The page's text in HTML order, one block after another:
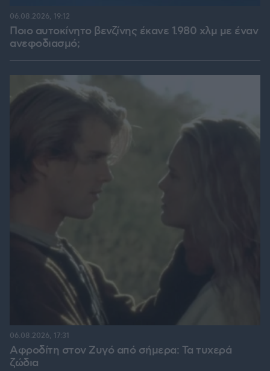
Ποιο αυτοκίνητο βενζίνης έκανε 1.980 χλμ με έναν
ανεφοδιασμό;
06.08.2026, 19:12
Αφροδίτη στον Ζυγό από σήμερα: Τα τυχερά
ζώδια
06.08.2026, 17:31